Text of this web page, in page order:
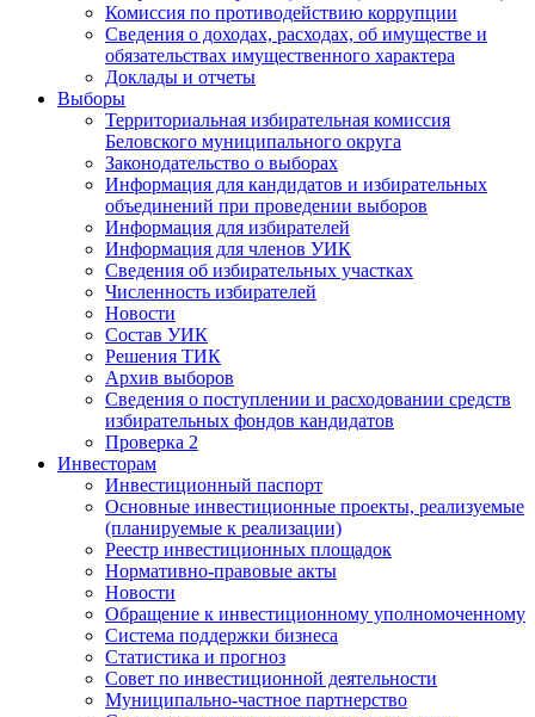
Комиссия по противодействию коррупции
Сведения о доходах, расходах, об имуществе и
обязательствах имущественного характера
Доклады и отчеты
Выборы
Территориальная избирательная комиссия
Беловского муниципального округа
Законодательство о выборах
Информация для кандидатов и избирательных
объединений при проведении выборов
Информация для избирателей
Информация для членов УИК
Сведения об избирательных участках
Численность избирателей
Новости
Состав УИК
Решения ТИК
Архив выборов
Сведения о поступлении и расходовании средств
избирательных фондов кандидатов
Проверка 2
Инвесторам
Инвестиционный паспорт
Основные инвестиционные проекты, реализуемые
(планируемые к реализации)
Реестр инвестиционных площадок
Нормативно-правовые акты
Новости
Обращение к инвестиционному уполномоченному
Система поддержки бизнеса
Статистика и прогноз
Совет по инвестиционной деятельности
Муниципально-частное партнерство